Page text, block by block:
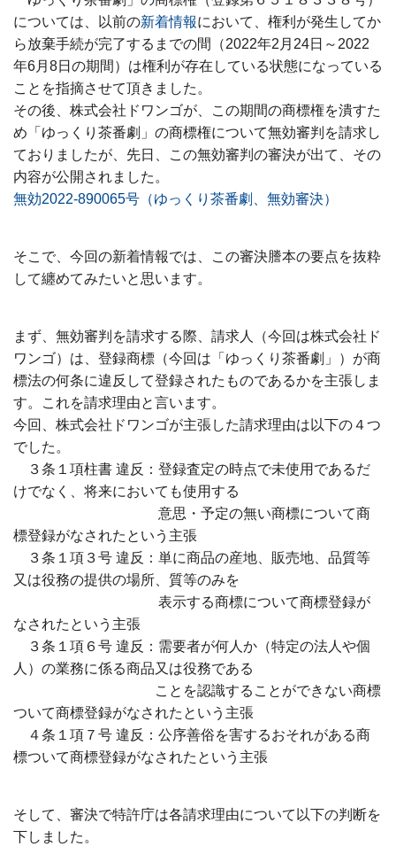
については、以前の新着情報において、権利が発生してか
ら放棄手続が完了するまでの間（2022年2月24日～2022
年6月8日の期間）は権利が存在している状態になっている
ことを指摘させて頂きました。
その後、株式会社ドワンゴが、この期間の商標権を潰すた
め「ゆっくり茶番劇」の商標権について無効審判を請求し
ておりましたが、先日、この無効審判の審決が出て、その
内容が公開されました。
無効2022-890065号（ゆっくり茶番劇、無効審決）
そこで、今回の新着情報では、この審決謄本の要点を抜粋
して纏めてみたいと思います。
まず、無効審判を請求する際、請求人（今回は株式会社ド
ワンゴ）は、登録商標（今回は「ゆっくり茶番劇」）が商
標法の何条に違反して登録されたものであるかを主張しま
す。これを請求理由と言います。
今回、株式会社ドワンゴが主張した請求理由は以下の４つ
でした。
３条１項柱書 違反：登録査定の時点で未使用であるだ
けでなく、将来においても使用する
意思・予定の無い商標について商
標登録がなされたという主張
３条１項３号 違反：単に商品の産地、販売地、品質等
又は役務の提供の場所、質等のみを
表示する商標について商標登録が
なされたという主張
３条１項６号 違反：需要者が何人か（特定の法人や個
人）の業務に係る商品又は役務である
ことを認識することができない商標
ついて商標登録がなされたという主張
４条１項７号 違反：公序善俗を害するおそれがある商
標ついて商標登録がなされたという主張
そして、審決で特許庁は各請求理由について以下の判断を
下しました。